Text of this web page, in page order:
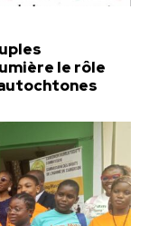
le rôle